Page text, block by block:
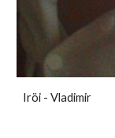
Iröi - Vladimir